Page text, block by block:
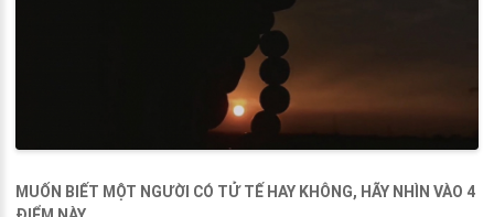
MUỐN BIẾT MỘT NGƯỜI CÓ TỬ TẾ HAY KHÔNG, HÃY NHÌN VÀO 4